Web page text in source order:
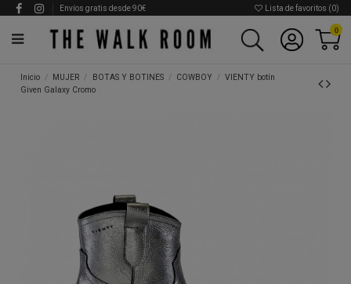
Envíos gratis desde 90€ Lista de favoritos (0)
0
Inicio MUJER BOTAS Y BOTINES COWBOY
VIENTY botín
Given Galaxy Cromo